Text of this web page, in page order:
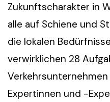
Zukunftscharakter in
alle auf Schiene und
die lokalen
verwirklichen 28
Expertinnen und -